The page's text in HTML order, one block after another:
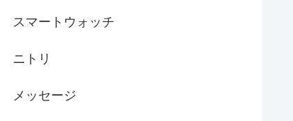
スマートウォッチ
ニトリ
メッセージ